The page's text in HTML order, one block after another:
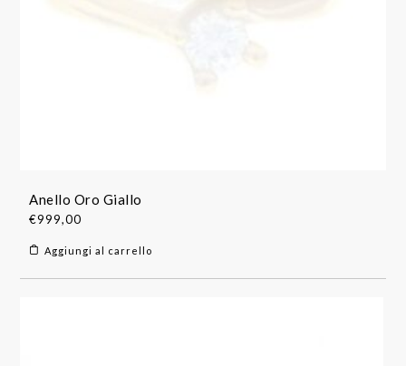
Anello Oro Giallo
€999,00
Aggiungi al carrello